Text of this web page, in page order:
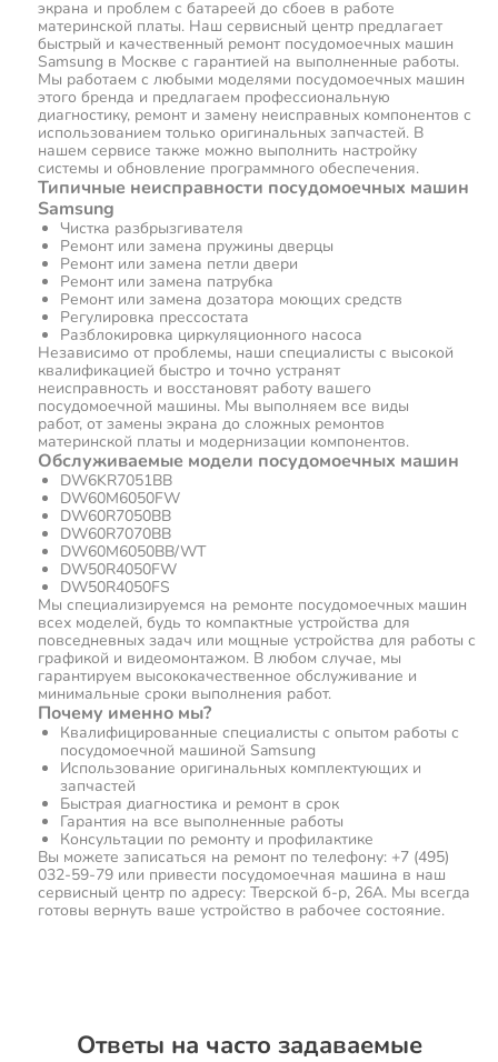
экрана и проблем с батареей до сбоев в работе
материнской платы. Наш сервисный центр предлагает
быстрый и качественный ремонт посудомоечных машин
Samsung в Москве с гарантией на выполненные работы.
Мы работаем с любыми моделями посудомоечных машин
этого бренда и предлагаем профессиональную
диагностику, ремонт и замену неисправных компонентов с
использованием только оригинальных запчастей. В
нашем сервисе также можно выполнить настройку
системы и обновление программного обеспечения.
Типичные неисправности посудомоечных машин
Samsung
Чистка разбрызгивателя
Ремонт или замена пружины дверцы
Ремонт или замена петли двери
Ремонт или замена патрубка
Ремонт или замена дозатора моющих средств
Регулировка прессостата
Разблокировка циркуляционного насоса
Независимо от проблемы, наши специалисты с высокой
квалификацией быстро и точно устранят
неисправность и восстановят работу вашего
посудомоечной машины. Мы выполняем все виды
работ, от замены экрана до сложных ремонтов
материнской платы и модернизации компонентов.
Обслуживаемые модели посудомоечных машин
DW6KR7051BB
DW60M6050FW
DW60R7050BB
DW60R7070BB
DW60M6050BB/WT
DW50R4050FW
DW50R4050FS
Мы специализируемся на ремонте посудомоечных машин
всех моделей, будь то компактные устройства для
повседневных задач или мощные устройства для работы с
графикой и видеомонтажом. В любом случае, мы
гарантируем высококачественное обслуживание и
минимальные сроки выполнения работ.
Почему именно мы?
Квалифицированные специалисты с опытом работы с
посудомоечной машиной Samsung
Использование оригинальных комплектующих и
запчастей
Быстрая диагностика и ремонт в срок
Гарантия на все выполненные работы
Консультации по ремонту и профилактике
Вы можете записаться на ремонт по телефону: +7 (495)
032-59-79 или привести посудомоечная машина в наш
сервисный центр по адресу: Тверской б-р, 26А. Мы всегда
готовы вернуть ваше устройство в рабочее состояние.
Ответы на часто задаваемые